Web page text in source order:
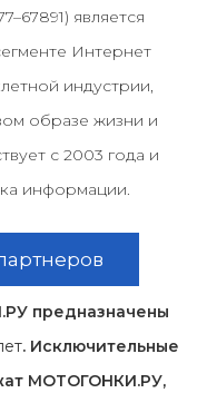
является
Интернет
индустрии,
образе жизни и
с 2003 года и
информации.
предназначены
. Исключительные
МОТОГОНКИ.РУ,